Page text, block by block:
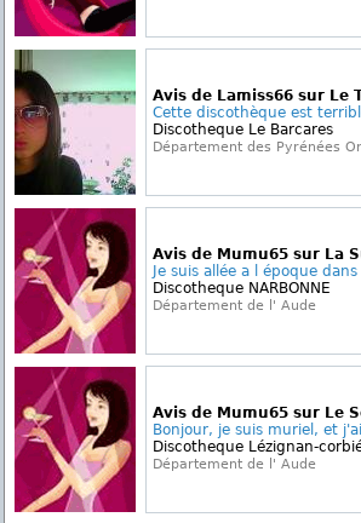
Avis de Lamiss66 sur Le
Cette discothèque est
Discotheque Le Barcares
Département des Pyrénées
Avis de Mumu65 sur La
Je suis allée a l époque
Discotheque NARBONNE
Département de l' Aude
Avis de Mumu65 sur Le
Bonjour, je suis muriel, et
Discotheque Lézignan-
Département de l' Aude